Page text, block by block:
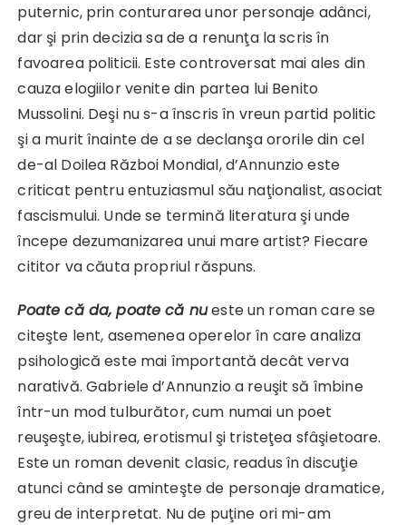
puternic, prin conturarea unor personaje adânci,
dar şi prin decizia sa de a renunţa la scris în
favoarea politicii. Este controversat mai ales din
cauza elogiilor venite din partea lui Benito
Mussolini. Deşi nu s-a înscris în vreun partid politic
şi a murit înainte de a se declanşa ororile din cel
de-al Doilea Război Mondial, d’Annunzio este
criticat pentru entuziasmul său naţionalist, asociat
fascismului. Unde se termină literatura şi unde
începe dezumanizarea unui mare artist? Fiecare
cititor va căuta propriul răspuns.
Poate că da, poate că nueste un roman care se
citeşte lent, asemenea operelor în care analiza
psihologică este mai împortantă decât verva
narativă. Gabriele d’Annunzio a reuşit să îmbine
într-un mod tulburător, cum numai un poet
reuşeşte, iubirea, erotismul şi tristeţea sfâşietoare.
Este un roman devenit clasic, readus în discuţie
atunci când se aminteşte de personaje dramatice,
greu de interpretat. Nu de puţine ori mi-am